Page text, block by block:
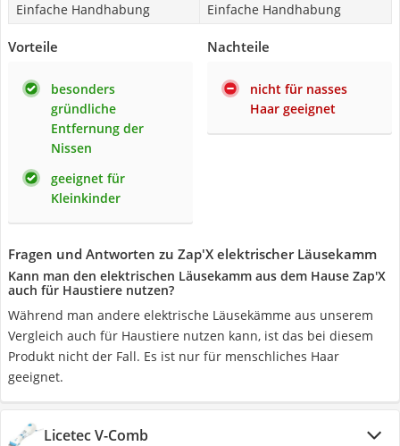
Einfache Handhabung
Einfache Handhabung
Vorteile
besonders
gründliche
Entfernung der
Nissen
geeignet für
Kleinkinder
Nachteile
nicht für nasses
Haar geeignet
Fragen und Antworten zu Zap'X elektrischer Läusekamm
Kann man den elektrischen Läusekamm aus dem Hause Zap'X
auch für Haustiere nutzen?
Während man andere elektrische Läusekämme aus unserem
Vergleich auch für Haustiere nutzen kann, ist das bei diesem
Produkt nicht der Fall. Es ist nur für menschliches Haar
geeignet.
Licetec V-Comb